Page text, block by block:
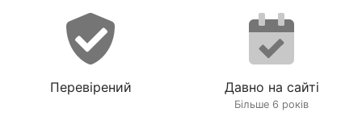
Перевірений Давно на сайті
Більше 6 років